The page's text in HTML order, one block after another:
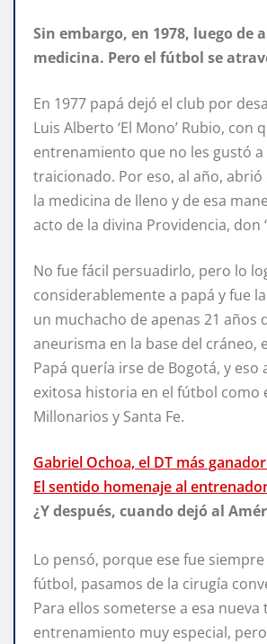
Sin embargo, en 1978, luego
medicina. Pero el fútbol se
En 1977 papá dejó el club por
Luis Alberto ‘El Mono’ Rubio,
entrenamiento que no les gustó
traicionado. Por eso, al año,
la medicina de lleno y de esa
acto de la divina Providencia, don
No fue fácil persuadirlo, pero lo
considerablemente a papá y fue
un muchacho de apenas 21
aneurisma en la base del cráneo,
Papá quería irse de Bogotá, y
exitosa historia en el fútbol como
Millonarios y Santa Fe.
Gabriel Ochoa, el DT más
El sentido homenaje al
¿Y después, cuando dejó al
Lo pensó, porque ese fue
fútbol, pasamos de la cirugía
Para ellos someterse a esa
entrenamiento muy especial,